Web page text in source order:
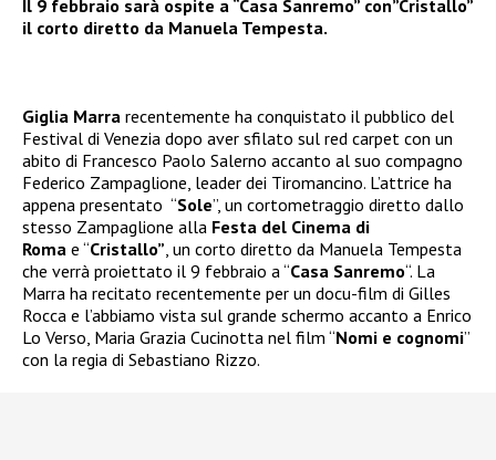
Il 9 febbraio sarà ospite a “Casa Sanremo” con”Cristallo”
il corto diretto da Manuela Tempesta.
Giglia Marra recentemente ha conquistato il pubblico del
Festival di Venezia dopo aver sfilato sul red carpet con un
abito di Francesco Paolo Salerno accanto al suo compagno
Federico Zampaglione, leader dei Tiromancino. L’attrice ha
appena presentato “Sole”, un cortometraggio diretto dallo
stesso Zampaglione alla Festa del Cinema di
Roma e “Cristallo” , un corto diretto da Manuela Tempesta
che verrà proiettato il 9 febbraio a “Casa Sanremo“. La
Marra ha recitato recentemente per un docu-film di Gilles
Rocca e l’abbiamo vista sul grande schermo accanto a Enrico
Lo Verso, Maria Grazia Cucinotta nel film “Nomi e cognomi”
con la regia di Sebastiano Rizzo.